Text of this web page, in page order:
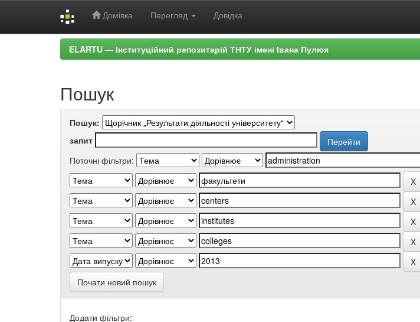
Домівка Перегляд Довідка
ELARTU — Інституційний репозитарій ТНТУ імені Івана Пулюя
Пошук
Пошук:
запит
Поточні фільтри:
Почати новий пошук
Додати фільтри: